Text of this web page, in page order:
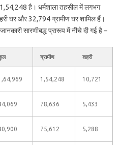
है। धर्मशाला तहसील में लगभग
घर और 32,794 ग्रामीण घर शामिल हैं।
सारणीबद्ध प्रारूप में नीचे दी गई है –
ग्रामीण शहरी
1,54,248 10,721
78,636 5,433
75,612 5,288